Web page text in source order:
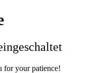
for your patience!